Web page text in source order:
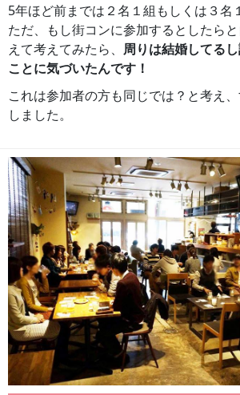
5年ほど前までは２名１組もしくは３名
ただ、もし街コンに参加するとしたら
えて考えてみたら、 周りは結婚してる
ことに気づいたんです！
これは参加者の方も同じでは？と考え
しました。